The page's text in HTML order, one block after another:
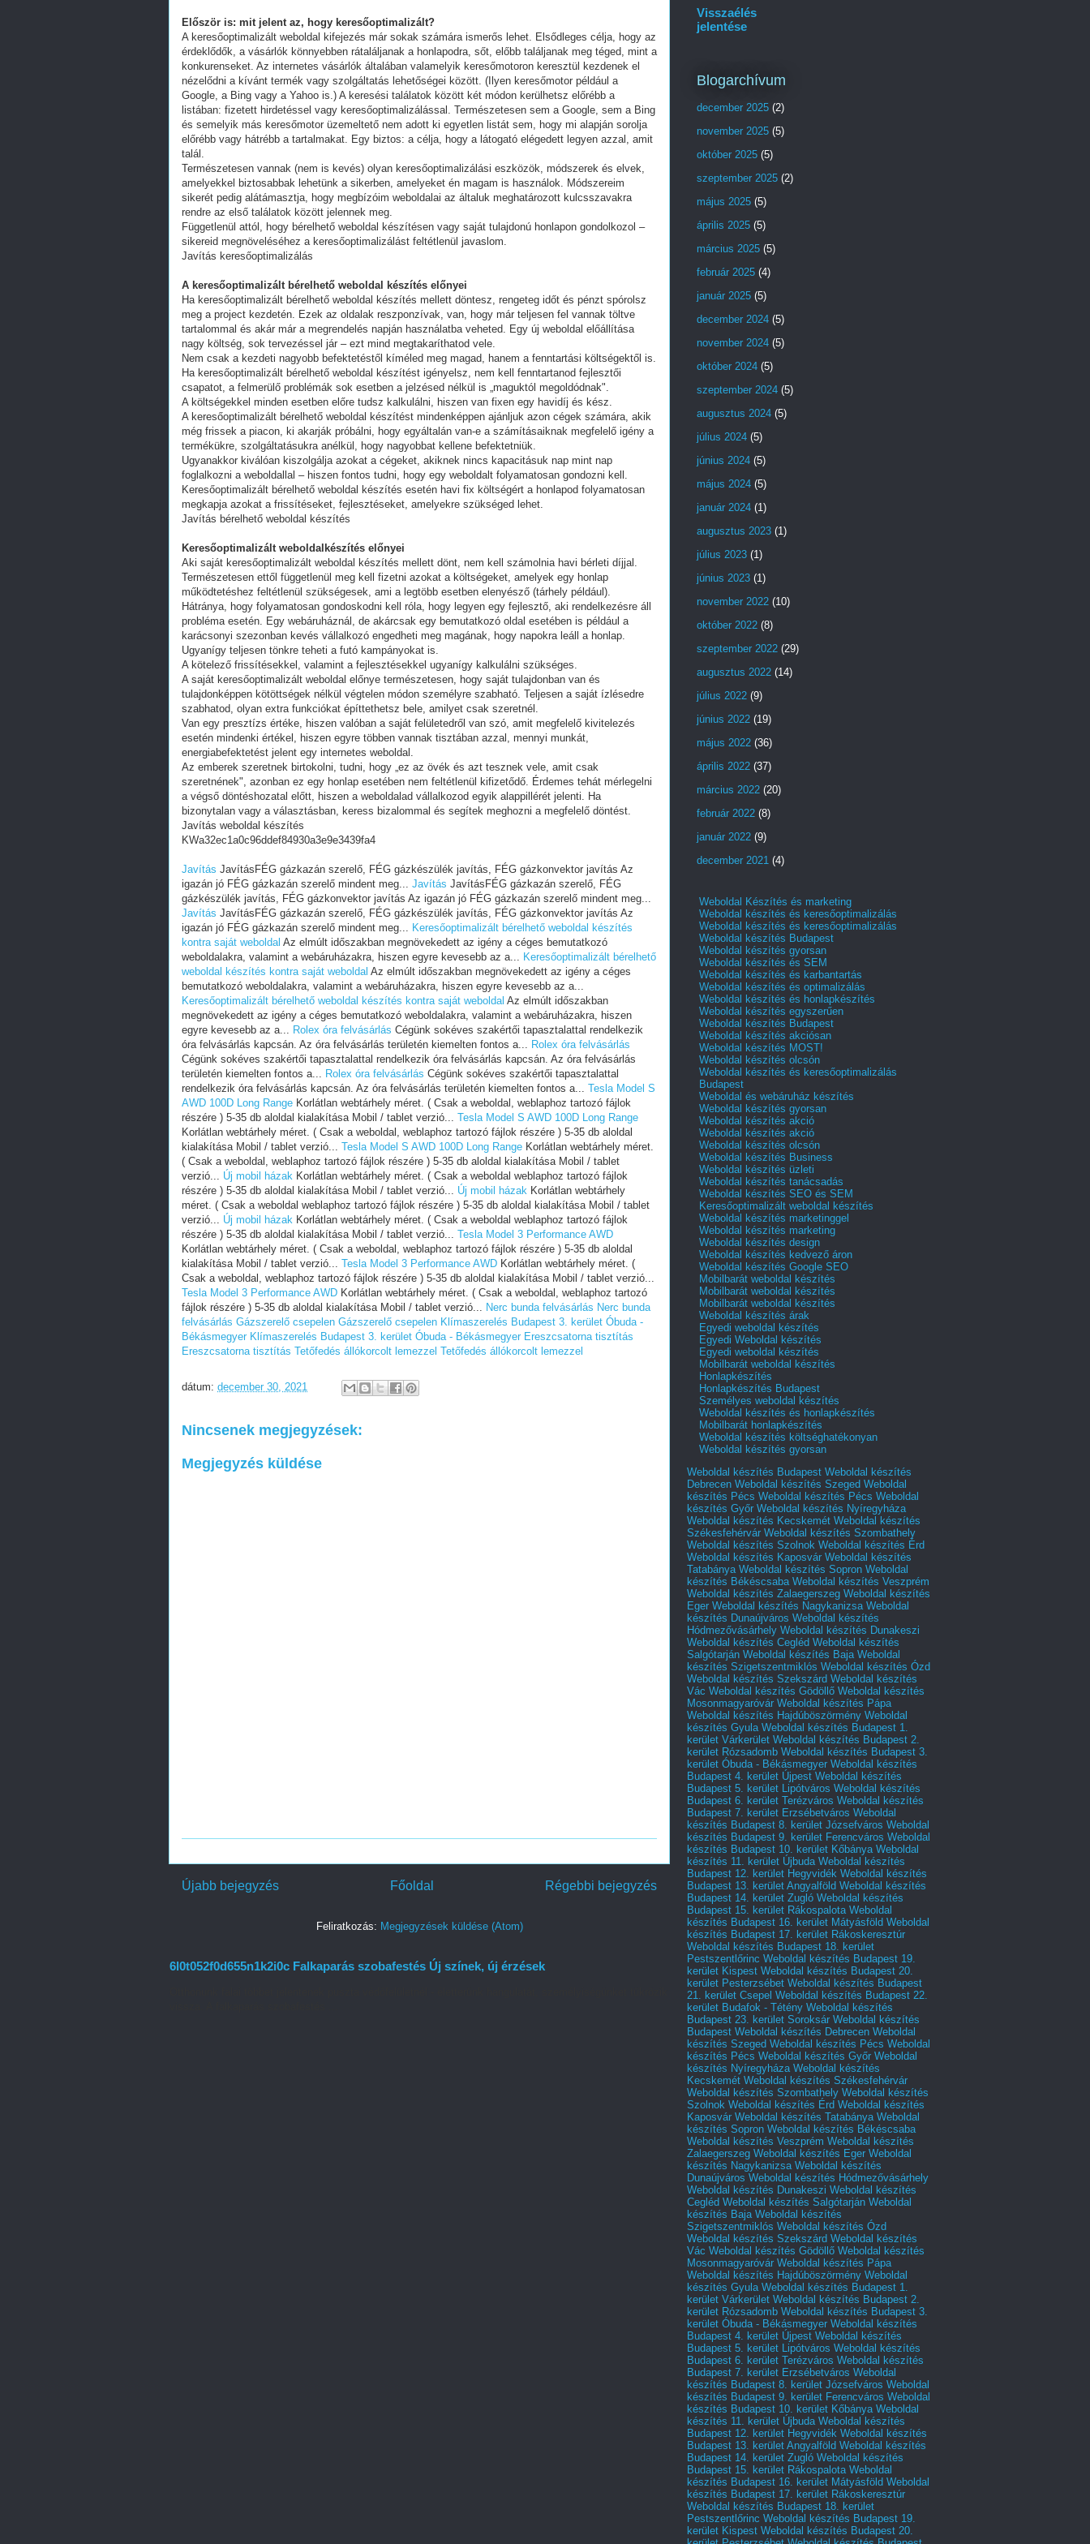
Először is: mit jelent az, hogy keresőoptimalizált?
A keresőoptimalizált weboldal kifejezés már sokak számára ismerős lehet. Elsődleges célja, hogy az
érdeklődők, a vásárlók könnyebben rátaláljanak a honlapodra, sőt, előbb találjanak meg téged, mint a
konkurenseket. Az internetes vásárlók általában valamelyik keresőmotoron keresztül kezdenek el
nézelődni a kívánt termék vagy szolgáltatás lehetőségei között. (Ilyen keresőmotor például a
Google, a Bing vagy a Yahoo is.) A keresési találatok között két módon kerülhetsz előrébb a
listában: fizetett hirdetéssel vagy keresőoptimalizálással. Természetesen sem a Google, sem a Bing
és semelyik más keresőmotor üzemeltető nem adott ki egyetlen listát sem, hogy mi alapján sorolja
előrébb vagy hátrébb a tartalmakat. Egy biztos: a célja, hogy a látogató elégedett legyen azzal, amit
talál.
Természetesen vannak (nem is kevés) olyan keresőoptimalizálási eszközök, módszerek és elvek,
amelyekkel biztosabbak lehetünk a sikerben, amelyeket én magam is használok. Módszereim
sikerét pedig alátámasztja, hogy megbízóim weboldalai az általuk meghatározott kulcsszavakra
rendre az első találatok között jelennek meg.
Függetlenül attól, hogy bérelhető weboldal készítésen vagy saját tulajdonú honlapon gondolkozol –
sikereid megnöveléséhez a keresőoptimalizálást feltétlenül javaslom.
Javítás keresőoptimalizálás
A keresőoptimalizált bérelhető weboldal készítés előnyei
Ha keresőoptimalizált bérelhető weboldal készítés mellett döntesz, rengeteg időt és pénzt spórolsz
meg a project kezdetén. Ezek az oldalak reszponzívak, van, hogy már teljesen fel vannak töltve
tartalommal és akár már a megrendelés napján használatba veheted. Egy új weboldal előállítása
nagy költség, sok tervezéssel jár – ezt mind megtakaríthatod vele.
Nem csak a kezdeti nagyobb befektetéstől kíméled meg magad, hanem a fenntartási költségektől is.
Ha keresőoptimalizált bérelhető weboldal készítést igényelsz, nem kell fenntartanod fejlesztői
csapatot, a felmerülő problémák sok esetben a jelzésed nélkül is „maguktól megoldódnak".
A költségekkel minden esetben előre tudsz kalkulálni, hiszen van fixen egy havidíj és kész.
A keresőoptimalizált bérelhető weboldal készítést mindenképpen ajánljuk azon cégek számára, akik
még frissek a piacon, ki akarják próbálni, hogy egyáltalán van-e a számításaiknak megfelelő igény a
termékükre, szolgáltatásukra anélkül, hogy nagyobbat kellene befektetniük.
Ugyanakkor kiválóan kiszolgálja azokat a cégeket, akiknek nincs kapacitásuk nap mint nap
foglalkozni a weboldallal – hiszen fontos tudni, hogy egy weboldalt folyamatosan gondozni kell.
Keresőoptimalizált bérelhető weboldal készítés esetén havi fix költségért a honlapod folyamatosan
megkapja azokat a frissítéseket, fejlesztéseket, amelyekre szükséged lehet.
Javítás bérelhető weboldal készítés
Keresőoptimalizált weboldalkészítés előnyei
Aki saját keresőoptimalizált weboldal készítés mellett dönt, nem kell számolnia havi bérleti díjjal.
Természetesen ettől függetlenül meg kell fizetni azokat a költségeket, amelyek egy honlap
működtetéshez feltétlenül szükségesek, ami a legtöbb esetben elenyésző (tárhely például).
Hátránya, hogy folyamatosan gondoskodni kell róla, hogy legyen egy fejlesztő, aki rendelkezésre áll
probléma esetén. Egy webáruháznál, de akárcsak egy bemutatkozó oldal esetében is például a
karácsonyi szezonban kevés vállalkozó engedheti meg magának, hogy napokra leáll a honlap.
Ugyanígy teljesen tönkre teheti a futó kampányokat is.
A kötelező frissítésekkel, valamint a fejlesztésekkel ugyanígy kalkulálni szükséges.
A saját keresőoptimalizált weboldal előnye természetesen, hogy saját tulajdonban van és
tulajdonképpen kötöttségek nélkül végtelen módon személyre szabható. Teljesen a saját ízlésedre
szabhatod, olyan extra funkciókat építtethetsz bele, amilyet csak szeretnél.
Van egy presztízs értéke, hiszen valóban a saját felületedről van szó, amit megfelelő kivitelezés
esetén mindenki értékel, hiszen egyre többen vannak tisztában azzal, mennyi munkát,
energiabefektetést jelent egy internetes weboldal.
Az emberek szeretnek birtokolni, tudni, hogy „ez az övék és azt tesznek vele, amit csak
szeretnének", azonban ez egy honlap esetében nem feltétlenül kifizetődő. Érdemes tehát mérlegelni
a végső döntéshozatal előtt, hiszen a weboldalad vállalkozod egyik alappillérét jelenti. Ha
bizonytalan vagy a választásban, keress bizalommal és segítek meghozni a megfelelő döntést.
Javítás weboldal készítés
KWa32ec1a0c96ddef84930a3e9e3439fa4
Javítás JavításFÉG gázkazán szerelő, FÉG gázkészülék javítás, FÉG gázkonvektor javítás Az
igazán jó FÉG gázkazán szerelő mindent meg... Javítás JavításFÉG gázkazán szerelő, FÉG
gázkészülék javítás, FÉG gázkonvektor javítás Az igazán jó FÉG gázkazán szerelő mindent meg...
Javítás JavításFÉG gázkazán szerelő, FÉG gázkészülék javítás, FÉG gázkonvektor javítás Az
igazán jó FÉG gázkazán szerelő mindent meg... Keresőoptimalizált bérelhető weboldal készítés
kontra saját weboldal Az elmúlt időszakban megnövekedett az igény a céges bemutatkozó
weboldalakra, valamint a webáruházakra, hiszen egyre kevesebb az a... Keresőoptimalizált bérelhető
weboldal készítés kontra saját weboldal Az elmúlt időszakban megnövekedett az igény a céges
bemutatkozó weboldalakra, valamint a webáruházakra, hiszen egyre kevesebb az a...
Keresőoptimalizált bérelhető weboldal készítés kontra saját weboldal Az elmúlt időszakban
megnövekedett az igény a céges bemutatkozó weboldalakra, valamint a webáruházakra, hiszen
egyre kevesebb az a... Rolex óra felvásárlás Cégünk sokéves szakértői tapasztalattal rendelkezik
óra felvásárlás kapcsán. Az óra felvásárlás területén kiemelten fontos a... Rolex óra felvásárlás
Cégünk sokéves szakértői tapasztalattal rendelkezik óra felvásárlás kapcsán. Az óra felvásárlás
területén kiemelten fontos a... Rolex óra felvásárlás Cégünk sokéves szakértői tapasztalattal
rendelkezik óra felvásárlás kapcsán. Az óra felvásárlás területén kiemelten fontos a... Tesla Model S
AWD 100D Long Range Korlátlan webtárhely méret. ( Csak a weboldal, weblaphoz tartozó fájlok
részére ) 5-35 db aloldal kialakítása Mobil / tablet verzió... Tesla Model S AWD 100D Long Range
Korlátlan webtárhely méret. ( Csak a weboldal, weblaphoz tartozó fájlok részére ) 5-35 db aloldal
kialakítása Mobil / tablet verzió... Tesla Model S AWD 100D Long Range Korlátlan webtárhely méret.
( Csak a weboldal, weblaphoz tartozó fájlok részére ) 5-35 db aloldal kialakítása Mobil / tablet
verzió... Új mobil házak Korlátlan webtárhely méret. ( Csak a weboldal weblaphoz tartozó fájlok
részére ) 5-35 db aloldal kialakítása Mobil / tablet verzió... Új mobil házak Korlátlan webtárhely
méret. ( Csak a weboldal weblaphoz tartozó fájlok részére ) 5-35 db aloldal kialakítása Mobil / tablet
verzió... Új mobil házak Korlátlan webtárhely méret. ( Csak a weboldal weblaphoz tartozó fájlok
részére ) 5-35 db aloldal kialakítása Mobil / tablet verzió... Tesla Model 3 Performance AWD
Korlátlan webtárhely méret. ( Csak a weboldal, weblaphoz tartozó fájlok részére ) 5-35 db aloldal
kialakítása Mobil / tablet verzió... Tesla Model 3 Performance AWD Korlátlan webtárhely méret. (
Csak a weboldal, weblaphoz tartozó fájlok részére ) 5-35 db aloldal kialakítása Mobil / tablet verzió...
Tesla Model 3 Performance AWD Korlátlan webtárhely méret. ( Csak a weboldal, weblaphoz tartozó
fájlok részére ) 5-35 db aloldal kialakítása Mobil / tablet verzió... Nerc bunda felvásárlás Nerc bunda
felvásárlás Gázszerelő csepelen Gázszerelő csepelen Klímaszerelés Budapest 3. kerület Óbuda -
Békásmegyer Klímaszerelés Budapest 3. kerület Óbuda - Békásmegyer Ereszcsatorna tisztítás
Ereszcsatorna tisztítás Tetőfedés állókorcolt lemezzel Tetőfedés állókorcolt lemezzel
dátum: december 30, 2021
Nincsenek megjegyzések:
Megjegyzés küldése
Újabb bejegyzés Régebbi bejegyzés
Főoldal
Feliratkozás: Megjegyzések küldése (Atom)
6l0t052f0d655n1k2i0c Falkaparás szobafestés Új színek, új érzések
Visszaélés
jelentése
Blogarchívum
december 2025 (2)
november 2025 (5)
október 2025 (5)
szeptember 2025 (2)
május 2025 (5)
április 2025 (5)
március 2025 (5)
február 2025 (4)
január 2025 (5)
december 2024 (5)
november 2024 (5)
október 2024 (5)
szeptember 2024 (5)
augusztus 2024 (5)
július 2024 (5)
június 2024 (5)
május 2024 (5)
január 2024 (1)
augusztus 2023 (1)
július 2023 (1)
június 2023 (1)
november 2022 (10)
október 2022 (8)
szeptember 2022 (29)
augusztus 2022 (14)
július 2022 (9)
június 2022 (19)
május 2022 (36)
április 2022 (37)
március 2022 (20)
február 2022 (8)
január 2022 (9)
december 2021 (4)
Weboldal Készítés és marketing
Weboldal készítés és keresőoptimalizálás
Weboldal készítés és keresőoptimalizálás
Weboldal készítés Budapest
Weboldal készítés gyorsan
Weboldal készítés és SEM
Weboldal készítés és karbantartás
Weboldal készítés és optimalizálás
Weboldal készítés és honlapkészítés
Weboldal készítés egyszerűen
Weboldal készítés Budapest
Weboldal készítés akciósan
Weboldal készítés MOST!
Weboldal készítés olcsón
Weboldal készítés és keresőoptimalizálás
Budapest
Weboldal és webáruház készítés
Weboldal készítés gyorsan
Weboldal készítés akció
Weboldal készítés akció
Weboldal készítés olcsón
Weboldal készítés Business
Weboldal készítés üzleti
Weboldal készítés tanácsadás
Weboldal készítés SEO és SEM
Keresőoptimalizált weboldal készítés
Weboldal készítés marketinggel
Weboldal készítés marketing
Weboldal készítés design
Weboldal készítés kedvező áron
Weboldal készítés Google SEO
Mobilbarát weboldal készítés
Mobilbarát weboldal készítés
Mobilbarát weboldal készítés
Weboldal készítés árak
Egyedi weboldal készítés
Egyedi Weboldal készítés
Egyedi weboldal készítés
Mobilbarát weboldal készítés
Honlapkészítés
Honlapkészítés Budapest
Személyes weboldal készítés
Weboldal készítés és honlapkészítés
Mobilbarát honlapkészítés
Weboldal készítés költséghatékonyan
Weboldal készítés gyorsan
Weboldal készítés Budapest Weboldal készítés
Debrecen Weboldal készítés Szeged Weboldal
készítés Pécs Weboldal készítés Pécs Weboldal
készítés Győr Weboldal készítés Nyíregyháza
Weboldal készítés Kecskemét Weboldal készítés
Székesfehérvár Weboldal készítés Szombathely
Weboldal készítés Szolnok Weboldal készítés Érd
Weboldal készítés Kaposvár Weboldal készítés
Tatabánya Weboldal készítés Sopron Weboldal
készítés Békéscsaba Weboldal készítés Veszprém
Weboldal készítés Zalaegerszeg Weboldal készítés
Eger Weboldal készítés Nagykanizsa Weboldal
készítés Dunaújváros Weboldal készítés
Hódmezővásárhely Weboldal készítés Dunakeszi
Weboldal készítés Cegléd Weboldal készítés
Salgótarján Weboldal készítés Baja Weboldal
készítés Szigetszentmiklós Weboldal készítés Ózd
Weboldal készítés Szekszárd Weboldal készítés
Vác Weboldal készítés Gödöllő Weboldal készítés
Mosonmagyaróvár Weboldal készítés Pápa
Weboldal készítés Hajdúböszörmény Weboldal
készítés Gyula Weboldal készítés Budapest 1.
kerület Várkerület Weboldal készítés Budapest 2.
kerület Rózsadomb Weboldal készítés Budapest 3.
kerület Óbuda - Békásmegyer Weboldal készítés
Budapest 4. kerület Újpest Weboldal készítés
Budapest 5. kerület Lipótváros Weboldal készítés
Budapest 6. kerület Terézváros Weboldal készítés
Budapest 7. kerület Erzsébetváros Weboldal
készítés Budapest 8. kerület Józsefváros Weboldal
készítés Budapest 9. kerület Ferencváros Weboldal
készítés Budapest 10. kerület Kőbánya Weboldal
készítés 11. kerület Újbuda Weboldal készítés
Budapest 12. kerület Hegyvidék Weboldal készítés
Budapest 13. kerület Angyalföld Weboldal készítés
Budapest 14. kerület Zugló Weboldal készítés
Budapest 15. kerület Rákospalota Weboldal
készítés Budapest 16. kerület Mátyásföld Weboldal
készítés Budapest 17. kerület Rákoskeresztúr
Weboldal készítés Budapest 18. kerület
Pestszentlőrinc Weboldal készítés Budapest 19.
kerület Kispest Weboldal készítés Budapest 20.
kerület Pesterzsébet Weboldal készítés Budapest
21. kerület Csepel Weboldal készítés Budapest 22.
kerület Budafok - Tétény Weboldal készítés
Budapest 23. kerület Soroksár Weboldal készítés
Budapest Weboldal készítés Debrecen Weboldal
készítés Szeged Weboldal készítés Pécs Weboldal
készítés Pécs Weboldal készítés Győr Weboldal
készítés Nyíregyháza Weboldal készítés
Kecskemét Weboldal készítés Székesfehérvár
Weboldal készítés Szombathely Weboldal készítés
Szolnok Weboldal készítés Érd Weboldal készítés
Kaposvár Weboldal készítés Tatabánya Weboldal
készítés Sopron Weboldal készítés Békéscsaba
Weboldal készítés Veszprém Weboldal készítés
Zalaegerszeg Weboldal készítés Eger Weboldal
készítés Nagykanizsa Weboldal készítés
Dunaújváros Weboldal készítés Hódmezővásárhely
Weboldal készítés Dunakeszi Weboldal készítés
Cegléd Weboldal készítés Salgótarján Weboldal
készítés Baja Weboldal készítés
Szigetszentmiklós Weboldal készítés Ózd
Weboldal készítés Szekszárd Weboldal készítés
Vác Weboldal készítés Gödöllő Weboldal készítés
Mosonmagyaróvár Weboldal készítés Pápa
Weboldal készítés Hajdúböszörmény Weboldal
készítés Gyula Weboldal készítés Budapest 1.
kerület Várkerület Weboldal készítés Budapest 2.
kerület Rózsadomb Weboldal készítés Budapest 3.
kerület Óbuda - Békásmegyer Weboldal készítés
Budapest 4. kerület Újpest Weboldal készítés
Budapest 5. kerület Lipótváros Weboldal készítés
Budapest 6. kerület Terézváros Weboldal készítés
Budapest 7. kerület Erzsébetváros Weboldal
készítés Budapest 8. kerület Józsefváros Weboldal
készítés Budapest 9. kerület Ferencváros Weboldal
készítés Budapest 10. kerület Kőbánya Weboldal
készítés 11. kerület Újbuda Weboldal készítés
Budapest 12. kerület Hegyvidék Weboldal készítés
Budapest 13. kerület Angyalföld Weboldal készítés
Budapest 14. kerület Zugló Weboldal készítés
Budapest 15. kerület Rákospalota Weboldal
készítés Budapest 16. kerület Mátyásföld Weboldal
készítés Budapest 17. kerület Rákoskeresztúr
Weboldal készítés Budapest 18. kerület
Pestszentlőrinc Weboldal készítés Budapest 19.
kerület Kispest Weboldal készítés Budapest 20.